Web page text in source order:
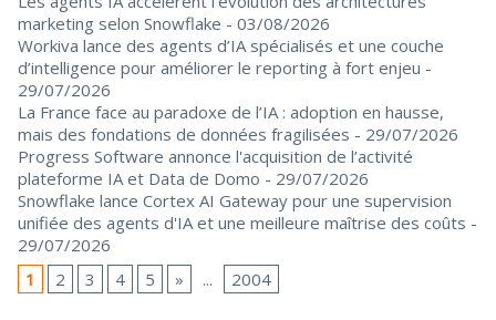
marketing selon Snowflake - 03/08/2026
Workiva lance des agents d’IA spécialisés et une couche
d’intelligence pour améliorer le reporting à fort enjeu -
29/07/2026
La France face au paradoxe de l’IA : adoption en hausse,
mais des fondations de données fragilisées - 29/07/2026
Progress Software annonce l'acquisition de l’activité
plateforme IA et Data de Domo - 29/07/2026
Snowflake lance Cortex AI Gateway pour une supervision
unifiée des agents d'IA et une meilleure maîtrise des coûts -
29/07/2026
1
2 3 4 5 » ... 2004